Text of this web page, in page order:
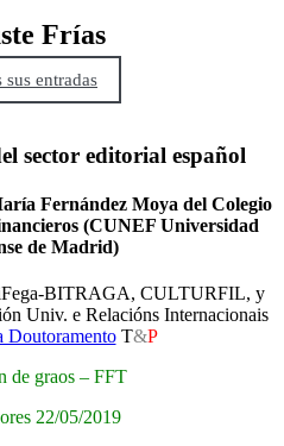
Frías
sus entradas
sector editorial español
Fernández Moya del Colegio
(CUNEF Universidad
de Madrid)
BITRAGA, CULTURFIL, y
Univ. e Relacións Internacionais
DoutoramentoT&P
de graos – FFT
22/05/2019